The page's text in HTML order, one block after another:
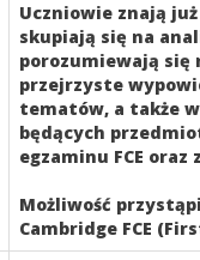
Uczniowie znają
skupiają się na
porozumiewają się
przejrzyste
tematów, a także
będących
egzaminu FCE
Możliwość
Cambridge FCE